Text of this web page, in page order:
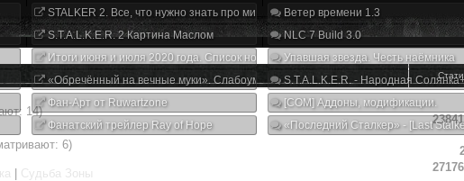
STALKER 2. Все, что нужно знать про мир, геймплей и сюжет | Разбор трейлера
S.T.A.L.K.E.R. 2 Картина Маслом
Итоги июня и июля 2020 года. Список нововведений
«Обречённый на вечные муки». Слабоумие и отвага
Фан-Арт от Ruwartzone
Фанатский трейлер Ray of Hope
Ветер времени 1.3
NLC 7 Build 3.0
Упавшая звезда. Честь наёмника
S.T.A.L.K.E.R. - Народная
[COM] Аддоны, модификации.
«Последний Сталкер» - [Last
14)
6)
Судьба Зоны